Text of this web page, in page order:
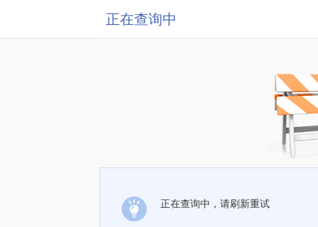
正在查询中
正在查询中，请刷新重试